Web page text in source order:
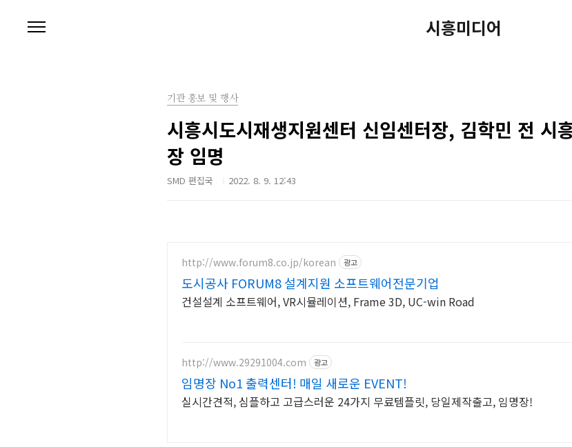
시흥미디어
기관 홍보 및 행사
시흥시도시재생지원센터 신임센터장, 김학민 전 시
장 임명
SMD 편집국 2022. 8. 9. 12:43
http://www.forum8.co.jp/korean 광고
도시공사 FORUM8 설계지원 소프트웨어전문기업
건설설계 소프트웨어, VR시뮬레이션, Frame 3D, UC-win Road
http://www.29291004.com 광고
임명장 No1 출력센터! 매일 새로운 EVENT!
실시간견적, 심플하고 고급스러운 24가지 무료템플릿, 당일제작출고, 임명장!